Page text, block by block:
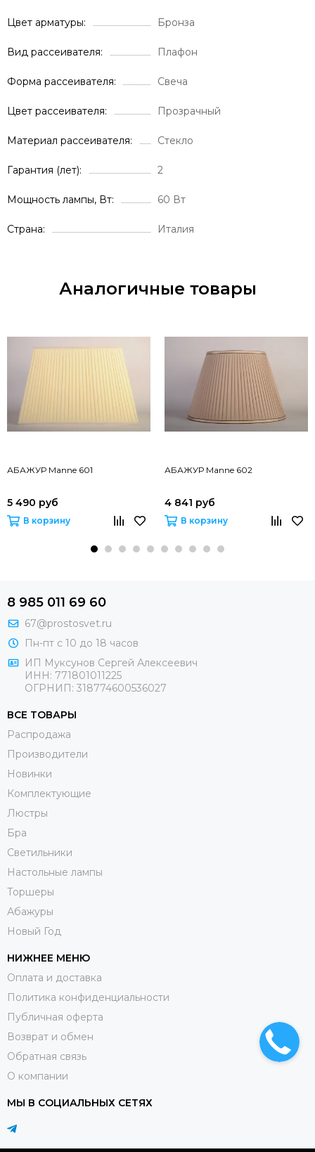
Цвет арматуры Бронза
Вид рассеивателя Плафон
Форма рассеивателя Свеча
Цвет рассеивателя Прозрачный
Материал рассеивателя Стекло
Гарантия (лет) 2
Мощность лампы, Вт 60 Вт
Страна Италия
Аналогичные товары
АБАЖУР Manne 601
5 490 руб
В корзину
АБАЖУР Manne 602
4 841 руб
В корзину
8 985 011 69 60
67@prostosvet.ru
Пн-пт с 10 до 18 часов
ИП Муксунов Сергей Алексеевич
ИНН: 771801011225
ОГРНИП: 318774600536027
ВСЕ ТОВАРЫ
Распродажа
Производители
Новинки
Комплектующие
Люстры
Бра
Светильники
Настольные лампы
Торшеры
Абажуры
Новый Год
НИЖНЕЕ МЕНЮ
Оплата и доставка
Политика конфиденциальности
Публичная оферта
Возврат и обмен
Обратная связь
О компании
МЫ В СОЦИАЛЬНЫХ СЕТЯХ